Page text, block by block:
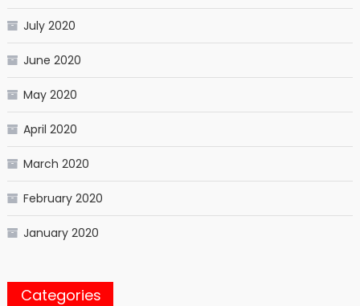
July 2020
June 2020
May 2020
April 2020
March 2020
February 2020
January 2020
Categories